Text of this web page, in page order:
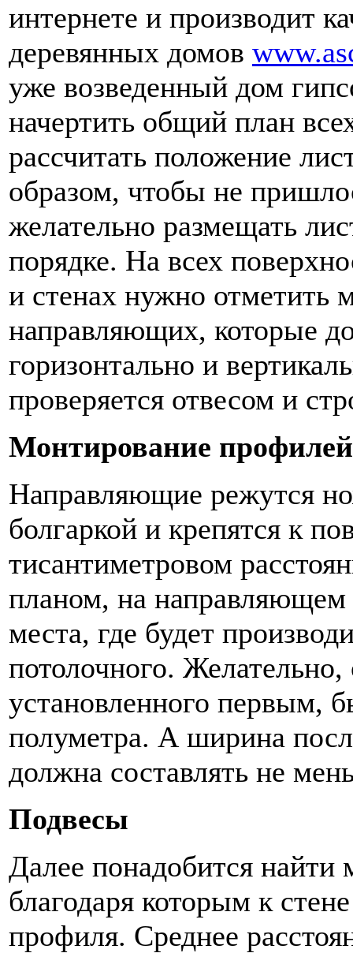
интернете и производит
деревянных домов
уже возведенный дом
начертить общий план
рассчитать положение
образом, чтобы не
желательно размещать
порядке. На всех
и стенах нужно отметить
направляющих, которые
горизонтально и
проверяется отвесом и
Монтирование профилей
Направляющие режутся
болгаркой и крепятся к
тисантиметровом
планом, на
места, где будет
потолочного.
установленного первым,
полуметра. А ширина
должна составлять не
Подвесы
Далее понадобится найти
благодаря которым к
профиля. Среднее